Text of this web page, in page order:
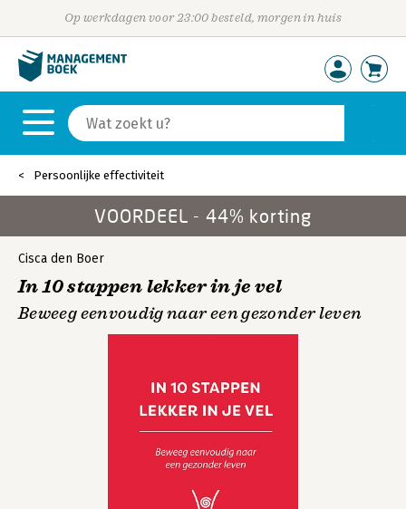
Op werkdagen voor 23:00 besteld, morgen in huis
Persoonlijke effectiviteit
VOORDEEL - 44% korting
Cisca den Boer
In 10 stappen lekker in je vel
Beweeg eenvoudig naar een gezonder leven